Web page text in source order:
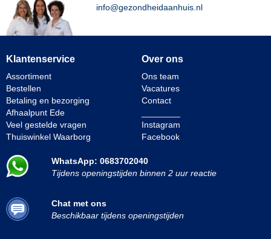
info@gezondheidaanhuis.nl
Klantenservice
Assortiment
Bestellen
Betaling en bezorging
Afhaalpunt Ede
Veel gestelde vragen
Thuiswinkel Waarborg
Over ons
Ons team
Vacatures
Contact
Instagram
Facebook
WhatsApp: 0683702040
Tijdens openingstijden binnen 2 uur reactie
Chat met ons
Beschikbaar tijdens openingstijden